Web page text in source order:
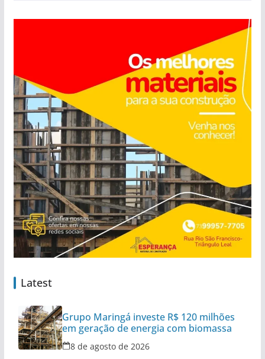
Latest
Grupo Maringá investe R$ 120 milhões
em geração de energia com biomassa
8 de agosto de 2026